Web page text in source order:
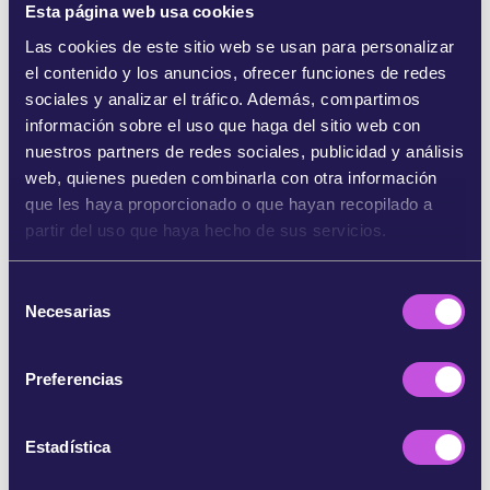
Esta página web usa cookies
Las cookies de este sitio web se usan para personalizar
el contenido y los anuncios, ofrecer funciones de redes
sociales y analizar el tráfico. Además, compartimos
información sobre el uso que haga del sitio web con
nuestros partners de redes sociales, publicidad y análisis
web, quienes pueden combinarla con otra información
que les haya proporcionado o que hayan recopilado a
partir del uso que haya hecho de sus servicios.
Necesarias
Preferencias
Estadística
alumnado!
Referencias:
[1]
https://www.euronews.com/business/2023/09/04/scho
ol-meals-in-europe-which-countries-provide-free-food-
for-students
https://ec.europa.eu/eurostat/statistics-
title=Children_at_risk_of_poverty_or_social_exclusion
content/uploads/2023/06/D2.2-Mapping-School-Food-
System.pdf
[3] Además, la contratación pública de estas comidas
escolares puede incrementar el apoyo a la agricultura